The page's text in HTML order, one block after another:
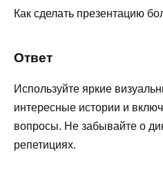
Как сделать презентацию
Ответ
Используйте яркие
интересные истории и
вопросы. Не забывайте о
репетициях.